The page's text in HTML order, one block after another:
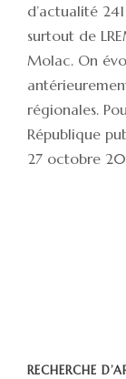
d’actualité
surtout de
Molac. On
régionales.
République
27 octobre
RECHERCHE